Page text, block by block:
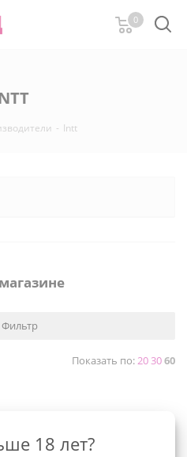
0
- Intt
Фильтр
Показать по:203060
нет активных
18 лет?